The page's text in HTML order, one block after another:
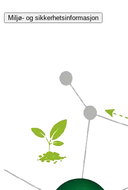
Miljø- og sikkerhetsinformasjon